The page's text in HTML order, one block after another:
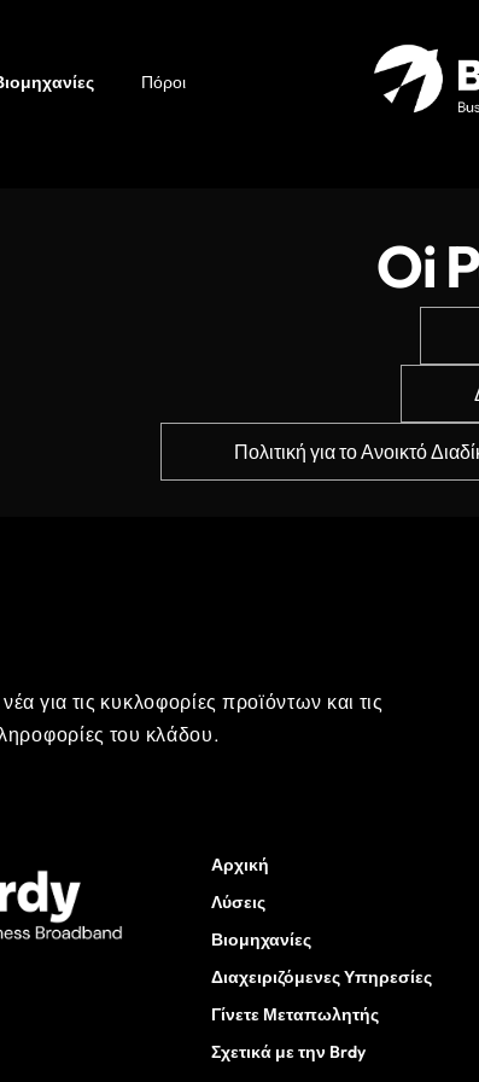
Πόροι
Oi
Πολιτική για το Ανοικτό
για τις κυκλοφορίες προϊόντων και τις
του κλάδου.
Αρχική
Λύσεις
Βιομηχανίες
Διαχειριζόμενες Υπηρεσίες
Γίνετε Μεταπωλητής
Σχετικά με την Brdy